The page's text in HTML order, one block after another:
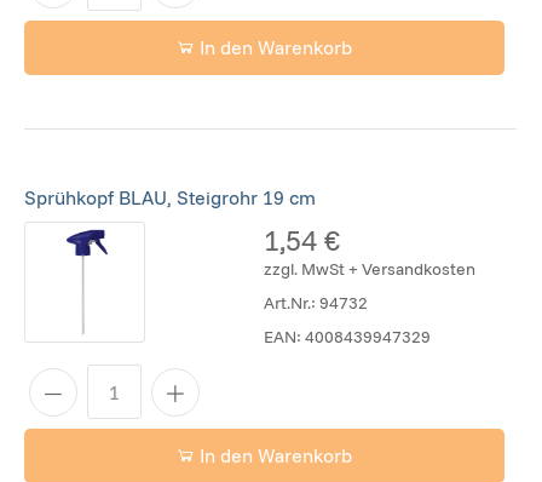
In den Warenkorb
Sprühkopf BLAU, Steigrohr 19 cm
1,54 €
zzgl. MwSt + Versandkosten
Art.Nr.:94732
EAN:4008439947329
In den Warenkorb